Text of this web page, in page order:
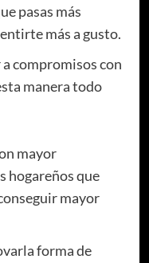
pasas más
más a gusto.
compromisos con
manera todo
mayor
hogareños que
mayor
forma de